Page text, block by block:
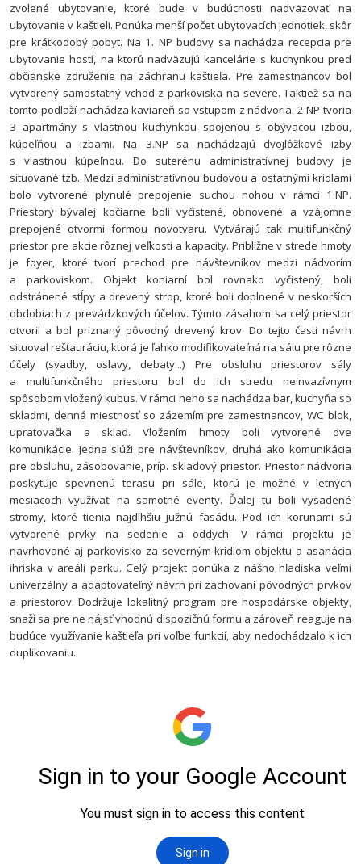
zvolené ubytovanie, ktoré bude v budúcnosti nadväzovať na
ubytovanie v kaštieli. Ponúka menší počet ubytovacích jednotiek, skôr
pre krátkodobý pobyt. Na 1. NP budovy sa nachádza recepcia pre
ubytovanie hostí, na ktorú nadväzujú kancelárie s kuchynkou pred
občianske združenie na záchranu kaštieľa. Pre zamestnancov bol
vytvorený samostatný vchod z parkoviska na severe. Taktiež sa na
tomto podlaží nachádza kaviareň so vstupom z nádvoria. 2.NP tvoria
3 apartmány s vlastnou kuchynkou spojenou s obývacou izbou,
kúpeľňou a izbami. Na 3.NP sa nachádzajú dvojlôžkové izby
s vlastnou kúpeľnou. Do suterénu administratívnej budovy je
situované tzb. Medzi administratívnou budovou a ostatnými krídlami
bolo vytvorené plynulé prepojenie suchou nohou v rámci 1.NP.
Priestory bývalej kočiarne boli vyčistené, obnovené a vzájomne
prepojené otvormi formou novotvaru. Vytvárajú tak multifunkčný
priestor pre akcie rôznej veľkosti a kapacity. Približne v strede hmoty
je foyer, ktoré tvorí prechod pre návštevníkov medzi nádvorím
a parkoviskom. Objekt koniarní bol rovnako vyčistený, boli
odstránené stĺpy a drevený strop, ktoré boli doplnené v neskorších
obdobiach z prevádzkových účelov. Týmto zásahom sa celý priestor
otvoril a bol priznaný pôvodný drevený krov. Do tejto časti návrh
situoval reštauráciu, ktorá je ľahko modifikovateľná na sálu pre rôzne
účely (svadby, oslavy, debaty...) Pre obsluhu priestorov sály
a multifunkčného priestoru bol do ich stredu neinvazívnym
spôsobom vložený kubus. V rámci neho sa nachádza bar, kuchyňa so
skladmi, denná miestnosť so zázemím pre zamestnancov, WC blok,
upratovačka a sklad. Vložením hmoty boli vytvorené dve
komunikácie. Jedna slúži pre návštevníkov, druhá ako komunikácia
pre obsluhu, zásobovanie, príp. skladový priestor. Priestor nádvoria
poskytuje spevnenú terasu pri sále, ktorú je možné v letných
mesiacoch využívať na samotné eventy. Ďalej tu boli vysadené
stromy, ktoré tienia najdlhšiu južnú fasádu. Pod ich korunami sú
vytvorené prvky na sedenie a oddych. V rámci projektu je
navrhované aj parkovisko za severným krídlom objektu a asanácia
ihriska v areáli parku.Celý projekt ponúka z nášho hľadiska veľmi
univerzálny a adaptovateľný návrh pri zachovaní pôvodných prvkov
a priestorov. Dodržuje lokalitný program pre hospodárske objekty,
snaží sa pre ne nájsť vhodnú dispozičnú formu a zároveň reaguje na
budúce využívanie kaštieľa pri voľbe funkcií, aby nedochádzalo k ich
duplikovaniu.